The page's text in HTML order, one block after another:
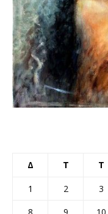
Δ Τ Τ
1 2 3
8
9 10